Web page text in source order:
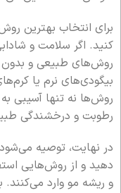
برای انتخاب بهترین
کنید. اگر سلامت و
روش‌های طبیعی و بدون
بیگودی‌های نرم یا
روش‌ها نه تنها آسیبی
رطوبت و درخشندگی
در نهایت، توصیه
دهید و از روش‌هایی
و ریشه مو وارد می‌کنند.